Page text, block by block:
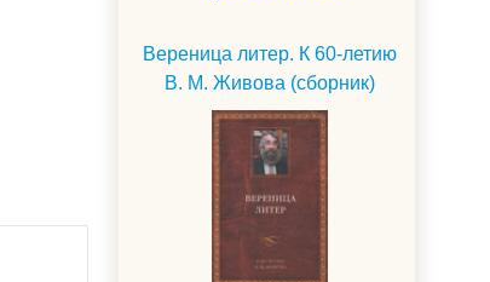
Вереница литер. К 60-летию
В. М. Живова (сборник)